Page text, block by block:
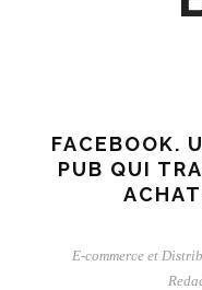
FACEBOOK.
PUB QUI
E-commerce et